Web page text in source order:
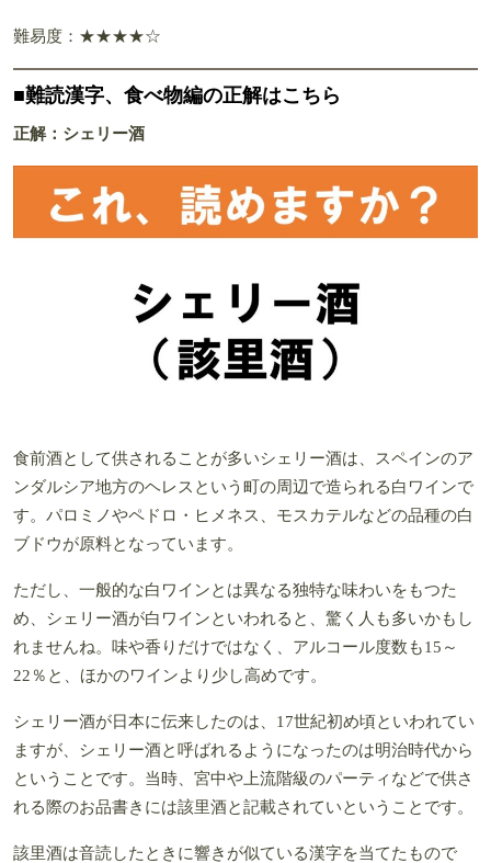
難易度：★★★★☆
■難読漢字、食べ物編の正解はこちら
正解：シェリー酒
食前酒として供されることが多いシェリー酒は、スペインのア
ンダルシア地方のヘレスという町の周辺で造られる白ワインで
す。パロミノやペドロ・ヒメネス、モスカテルなどの品種の白
ブドウが原料となっています。
ただし、一般的な白ワインとは異なる独特な味わいをもつた
め、シェリー酒が白ワインといわれると、驚く人も多いかもし
れませんね。味や香りだけではなく、アルコール度数も15～
22％と、ほかのワインより少し高めです。
シェリー酒が日本に伝来したのは、17世紀初め頃といわれてい
ますが、シェリー酒と呼ばれるようになったのは明治時代から
ということです。当時、宮中や上流階級のパーティなどで供さ
れる際のお品書きには該里酒と記載されていということです。
該里酒は音読したときに響きが似ている漢字を当てたもので